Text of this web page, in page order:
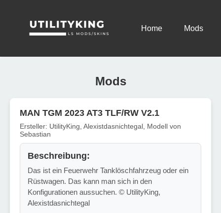
Home Mods
Mods
MAN TGM 2023 AT3 TLF/RW V2.1
Ersteller: UtilityKing, Alexistdasnichtegal, Modell von
Sebastian
Beschreibung:
Das ist ein Feuerwehr Tanklöschfahrzeug oder ein
Rüstwagen. Das kann man sich in den
Konfigurationen aussuchen. © UtilityKing,
Alexistdasnichtegal